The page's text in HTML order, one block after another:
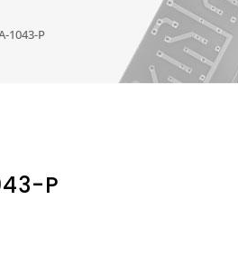
1043-P
P